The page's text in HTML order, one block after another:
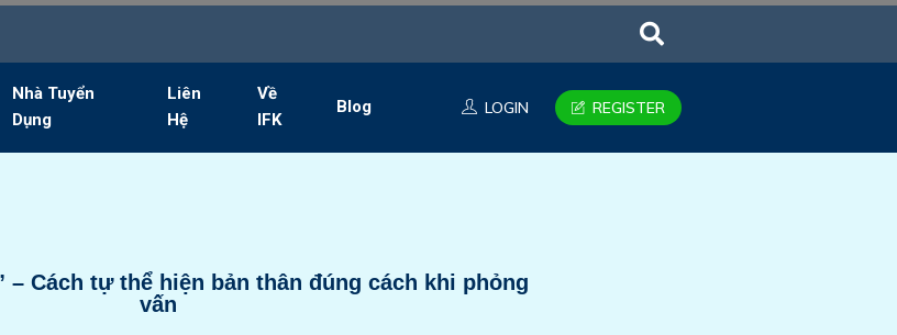
Nhà Tuyển
Dụng
Liên
Hệ
Về
IFK
Blog LOGIN REGISTER
– Cách tự thể hiện bản thân đúng cách khi phỏng
vấn